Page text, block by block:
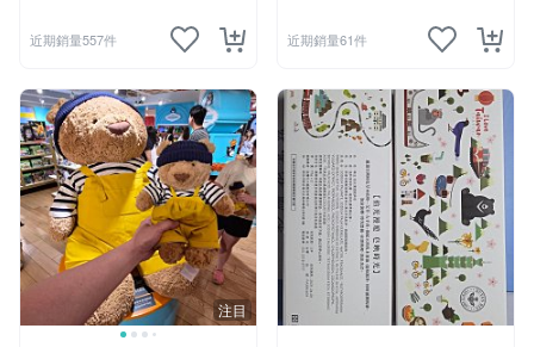
近期銷量557件 近期銷量61件
注目